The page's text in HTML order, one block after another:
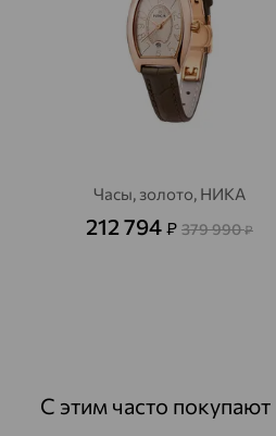
Часы, золото, НИКА
212 794 ₽ 379 990₽
С этим часто покупают